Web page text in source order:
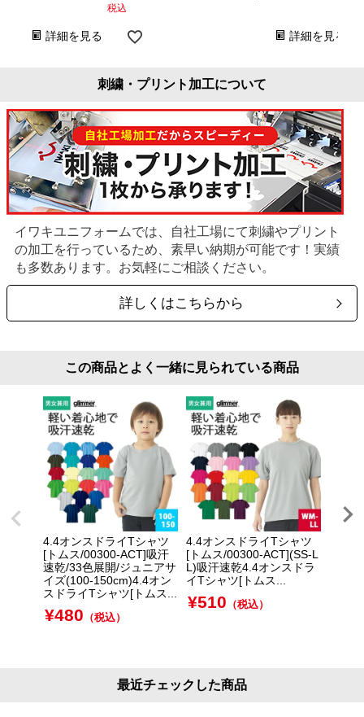
税込
詳細を見る 詳細を見る
刺繍・プリント加工について
イワキユニフォームでは、自社工場にて刺繍やプリント
の加工を行っているため、素早い納期が可能です！実績
も多数あります。お気軽にご相談ください。
詳しくはこちらから
この商品とよく一緒に見られている商品
4.4オンスドライTシャツ
[トムス/00300-ACT]吸汗
速乾/33色展開/ジュニアサ
イズ(100-150cm)4.4オン
スドライTシャツ[トムス...
¥480 （税込）
4.4オンスドライTシャツ
[トムス/00300-ACT](SS-L
L)吸汗速乾4.4オンスドラ
イTシャツ[トムス...
¥510 （税込）
最近チェックした商品